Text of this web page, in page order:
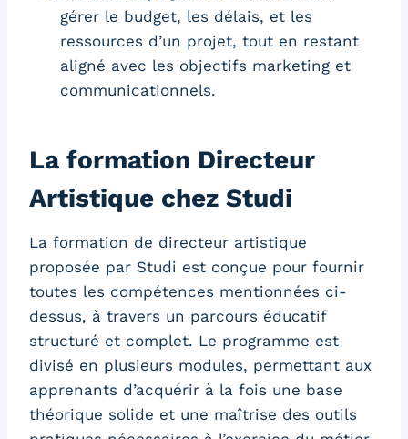
gérer le budget, les délais, et les
ressources d’un projet, tout en restant
aligné avec les objectifs marketing et
communicationnels.
La formation Directeur
Artistique chez Studi
La formation de directeur artistique
proposée par Studi est conçue pour fournir
toutes les compétences mentionnées ci-
dessus, à travers un parcours éducatif
structuré et complet. Le programme est
divisé en plusieurs modules, permettant aux
apprenants d’acquérir à la fois une base
théorique solide et une maîtrise des outils